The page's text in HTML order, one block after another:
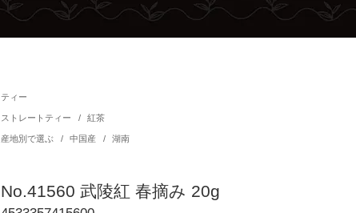
ティー
ストレートティー / 紅茶
産地別で選ぶ / 中国産 / 湖南
No.41560 武陵紅 春摘み 20g